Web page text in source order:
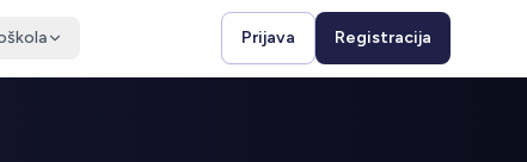
Prijava Registracija